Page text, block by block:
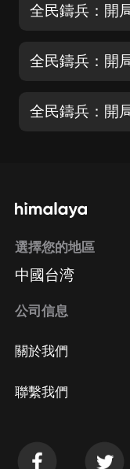
選擇您的地區
中國台湾
公司信息
關於我們
聯繫我們